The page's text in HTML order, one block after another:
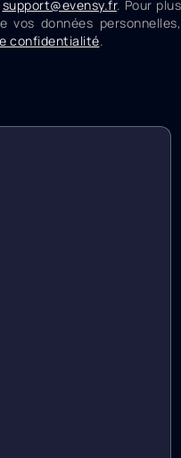
support@evensy.fr. Pour plus
vos données personnelles,
confidentialité.